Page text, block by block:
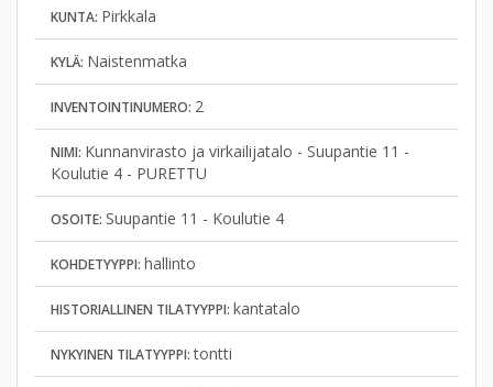
KUNTA: Pirkkala
KYLÄ: Naistenmatka
INVENTOINTINUMERO: 2
NIMI: Kunnanvirasto ja virkailijatalo - Suupantie 11 -
Koulutie 4 - PURETTU
OSOITE: Suupantie 11 - Koulutie 4
KOHDETYYPPI: hallinto
HISTORIALLINEN TILATYYPPI: kantatalo
NYKYINEN TILATYYPPI:tontti